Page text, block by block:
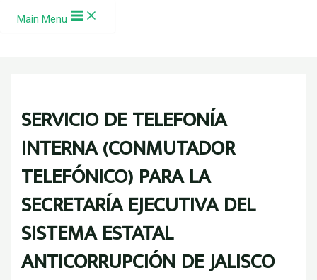
Ir al contenido
Main Menu
SERVICIO DE TELEFONÍA
INTERNA (CONMUTADOR
TELEFÓNICO) PARA LA
SECRETARÍA EJECUTIVA DEL
SISTEMA ESTATAL
ANTICORRUPCIÓN DE JALISCO